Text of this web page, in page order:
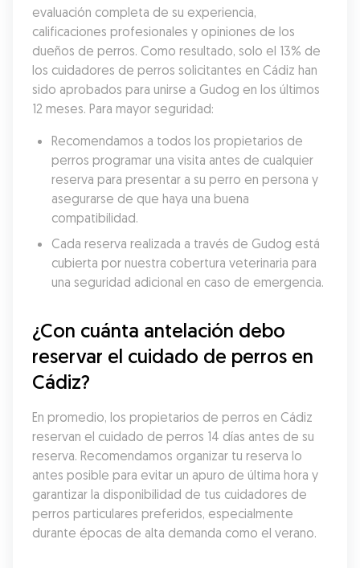
evaluación completa de su experiencia,
calificaciones profesionales y opiniones de los
dueños de perros. Como resultado, solo el 13% de
los cuidadores de perros solicitantes en Cádiz han
sido aprobados para unirse a Gudog en los últimos
12 meses. Para mayor seguridad:
Recomendamos a todos los propietarios de
perros programar una visita antes de cualquier
reserva para presentar a su perro en persona y
asegurarse de que haya una buena
compatibilidad.
Cada reserva realizada a través de Gudog está
cubierta por nuestra cobertura veterinaria para
una seguridad adicional en caso de emergencia.
¿Con cuánta antelación debo
reservar el cuidado de perros en
Cádiz?
En promedio, los propietarios de perros en Cádiz
reservan el cuidado de perros 14 días antes de su
reserva. Recomendamos organizar tu reserva lo
antes posible para evitar un apuro de última hora y
garantizar la disponibilidad de tus cuidadores de
perros particulares preferidos, especialmente
durante épocas de alta demanda como el verano.